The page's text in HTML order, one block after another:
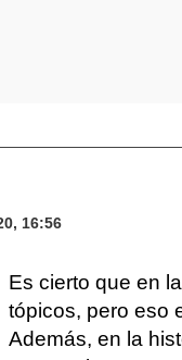
16:56
Es cierto que en
tópicos, pero eso
Además, en la